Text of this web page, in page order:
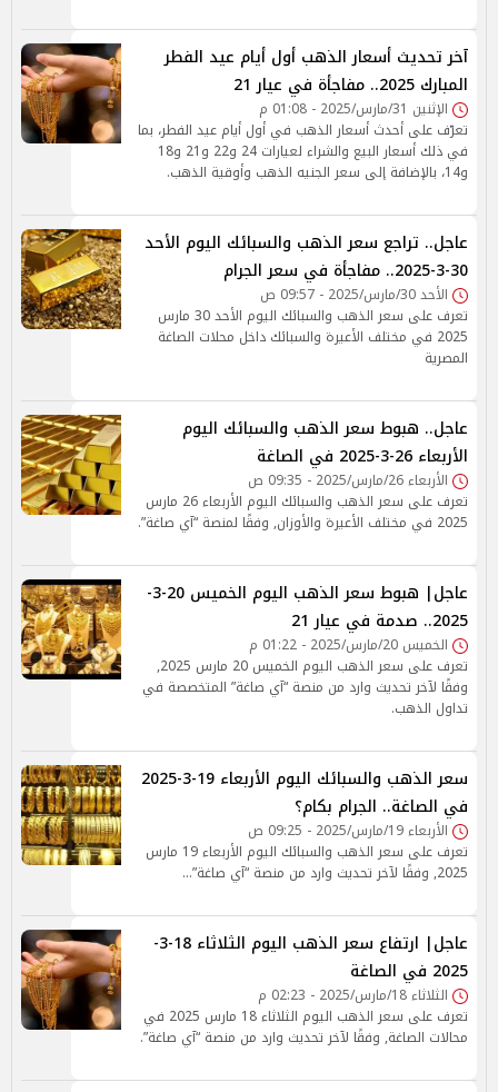
آخر تحديث أسعار الذهب أول أيام عيد الفطر
المبارك 2025.. مفاجأة في عيار 21
الإثنين 31/مارس/2025 - 01:08 م
تعرّف على أحدث أسعار الذهب في أول أيام عيد الفطر، بما
في ذلك أسعار البيع والشراء لعيارات 24 و22 و21 و18
و14، بالإضافة إلى سعر الجنيه الذهب وأوقية الذهب.
عاجل.. تراجع سعر الذهب والسبائك اليوم الأحد
30-3-2025.. مفاجأة في سعر الجرام
الأحد 30/مارس/2025 - 09:57 ص
تعرف على سعر الذهب والسبائك اليوم الأحد 30 مارس
2025 في مختلف الأعيرة والسبائك داخل محلات الصاغة
المصرية
عاجل.. هبوط سعر الذهب والسبائك اليوم
الأربعاء 26-3-2025 في الصاغة
الأربعاء 26/مارس/2025 - 09:35 ص
تعرف على سعر الذهب والسبائك اليوم الأربعاء 26 مارس
2025 في مختلف الأعيرة والأوزان, وفقًا لمنصة “آي صاغة”.
عاجل| هبوط سعر الذهب اليوم الخميس 20-3-
2025.. صدمة في عيار 21
الخميس 20/مارس/2025 - 01:22 م
تعرف على سعر الذهب اليوم الخميس 20 مارس 2025,
وفقًا لآخر تحديث وارد من منصة “آي صاغة” المتخصصة في
تداول الذهب.
سعر الذهب والسبائك اليوم الأربعاء 19-3-2025
في الصاغة.. الجرام بكام؟
الأربعاء 19/مارس/2025 - 09:25 ص
تعرف على سعر الذهب والسبائك اليوم الأربعاء 19 مارس
2025, وفقًا لآخر تحديث وارد من منصة “آي صاغة”...
عاجل| ارتفاع سعر الذهب اليوم الثلاثاء 18-3-
2025 في الصاغة
الثلاثاء 18/مارس/2025 - 02:23 م
تعرف على سعر الذهب اليوم الثلاثاء 18 مارس 2025 في
محالات الصاغة, وفقًا لآخر تحديث وارد من منصة “آي صاغة”.